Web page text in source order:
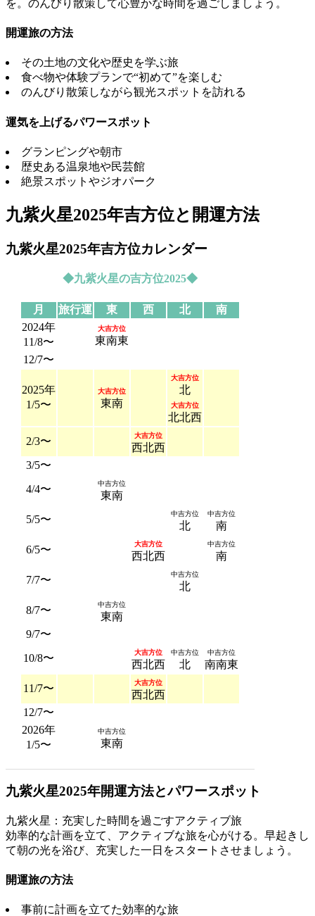
を。のんびり散策して心豊かな時間を過ごしましょう。
開運旅の方法
その土地の文化や歴史を学ぶ旅
食べ物や体験プランで“初めて”を楽しむ
のんびり散策しながら観光スポットを訪れる
運気を上げるパワースポット
グランピングや朝市
歴史ある温泉地や民芸館
絶景スポットやジオパーク
九紫火星2025年吉方位と開運方法
九紫火星2025年吉方位カレンダー
◆九紫火星の吉方位2025◆
月 旅行運 東 西 北
南
2024年
11/8〜
大吉方位
東南東
12/7〜
2025年
1/5〜
大吉方位
東南
大吉方位
北
大吉方位
北北西
2/3〜
大吉方位
西北西
3/5〜
4/4〜
中吉方位
東南
5/5〜
中吉方位
北
中吉方位
南
6/5〜
大吉方位
西北西
中吉方位
南
7/7〜
中吉方位
北
8/7〜
中吉方位
東南
9/7〜
10/8〜
大吉方位
西北西
中吉方位
北
中吉方位
南南東
11/7〜
大吉方位
西北西
12/7〜
2026年
1/5〜
中吉方位
東南
九紫火星2025年開運方法とパワースポット
九紫火星：充実した時間を過ごすアクティブ旅
効率的な計画を立て、アクティブな旅を心がける。早起きし
て朝の光を浴び、充実した一日をスタートさせましょう。
開運旅の方法
事前に計画を立てた効率的な旅